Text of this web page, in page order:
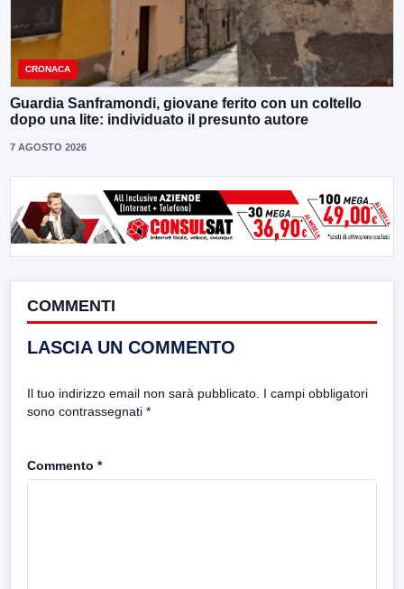
CRONACA
Guardia Sanframondi, giovane ferito con un coltello
dopo una lite: individuato il presunto autore
7 AGOSTO 2026
COMMENTI
LASCIA UN COMMENTO
Il tuo indirizzo email non sarà pubblicato. I campi obbligatori
sono contrassegnati *
Commento *